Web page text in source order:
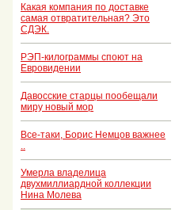
Какая компания по доставке
самая отвратительная? Это
СДЭК.
РЭП-килограммы споют на
Евровидении
Давосские старцы пообещали
миру новый мор
Все-таки, Борис Немцов важнее
Умерла владелица
двухмиллиардной коллекции
Нина Молева